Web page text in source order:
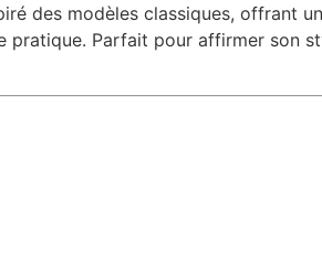
des modèles classiques, offrant
Parfait pour affirmer son